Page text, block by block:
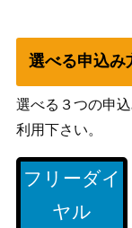
選べる申込み
選べる３つの申
利用下さい。
フリーダイ
ヤル